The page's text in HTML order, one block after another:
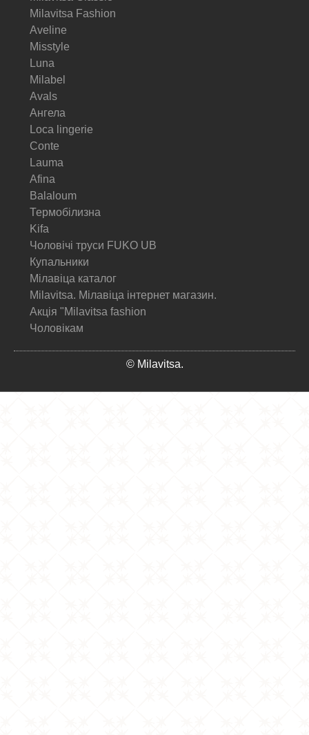
Milavitsa Fashion
Aveline
Misstyle
Luna
Milabel
Avals
Ангела
Loca lingerie
Conte
Lauma
Afina
Balaloum
Термобілизна
Kifa
Чоловічі труси FUKO UB
Купальники
Мілавіца каталог
Milavitsa. Мілавіца інтернет магазин.
Акція "Milavitsa fashion
Чоловікам
© Milavitsa.